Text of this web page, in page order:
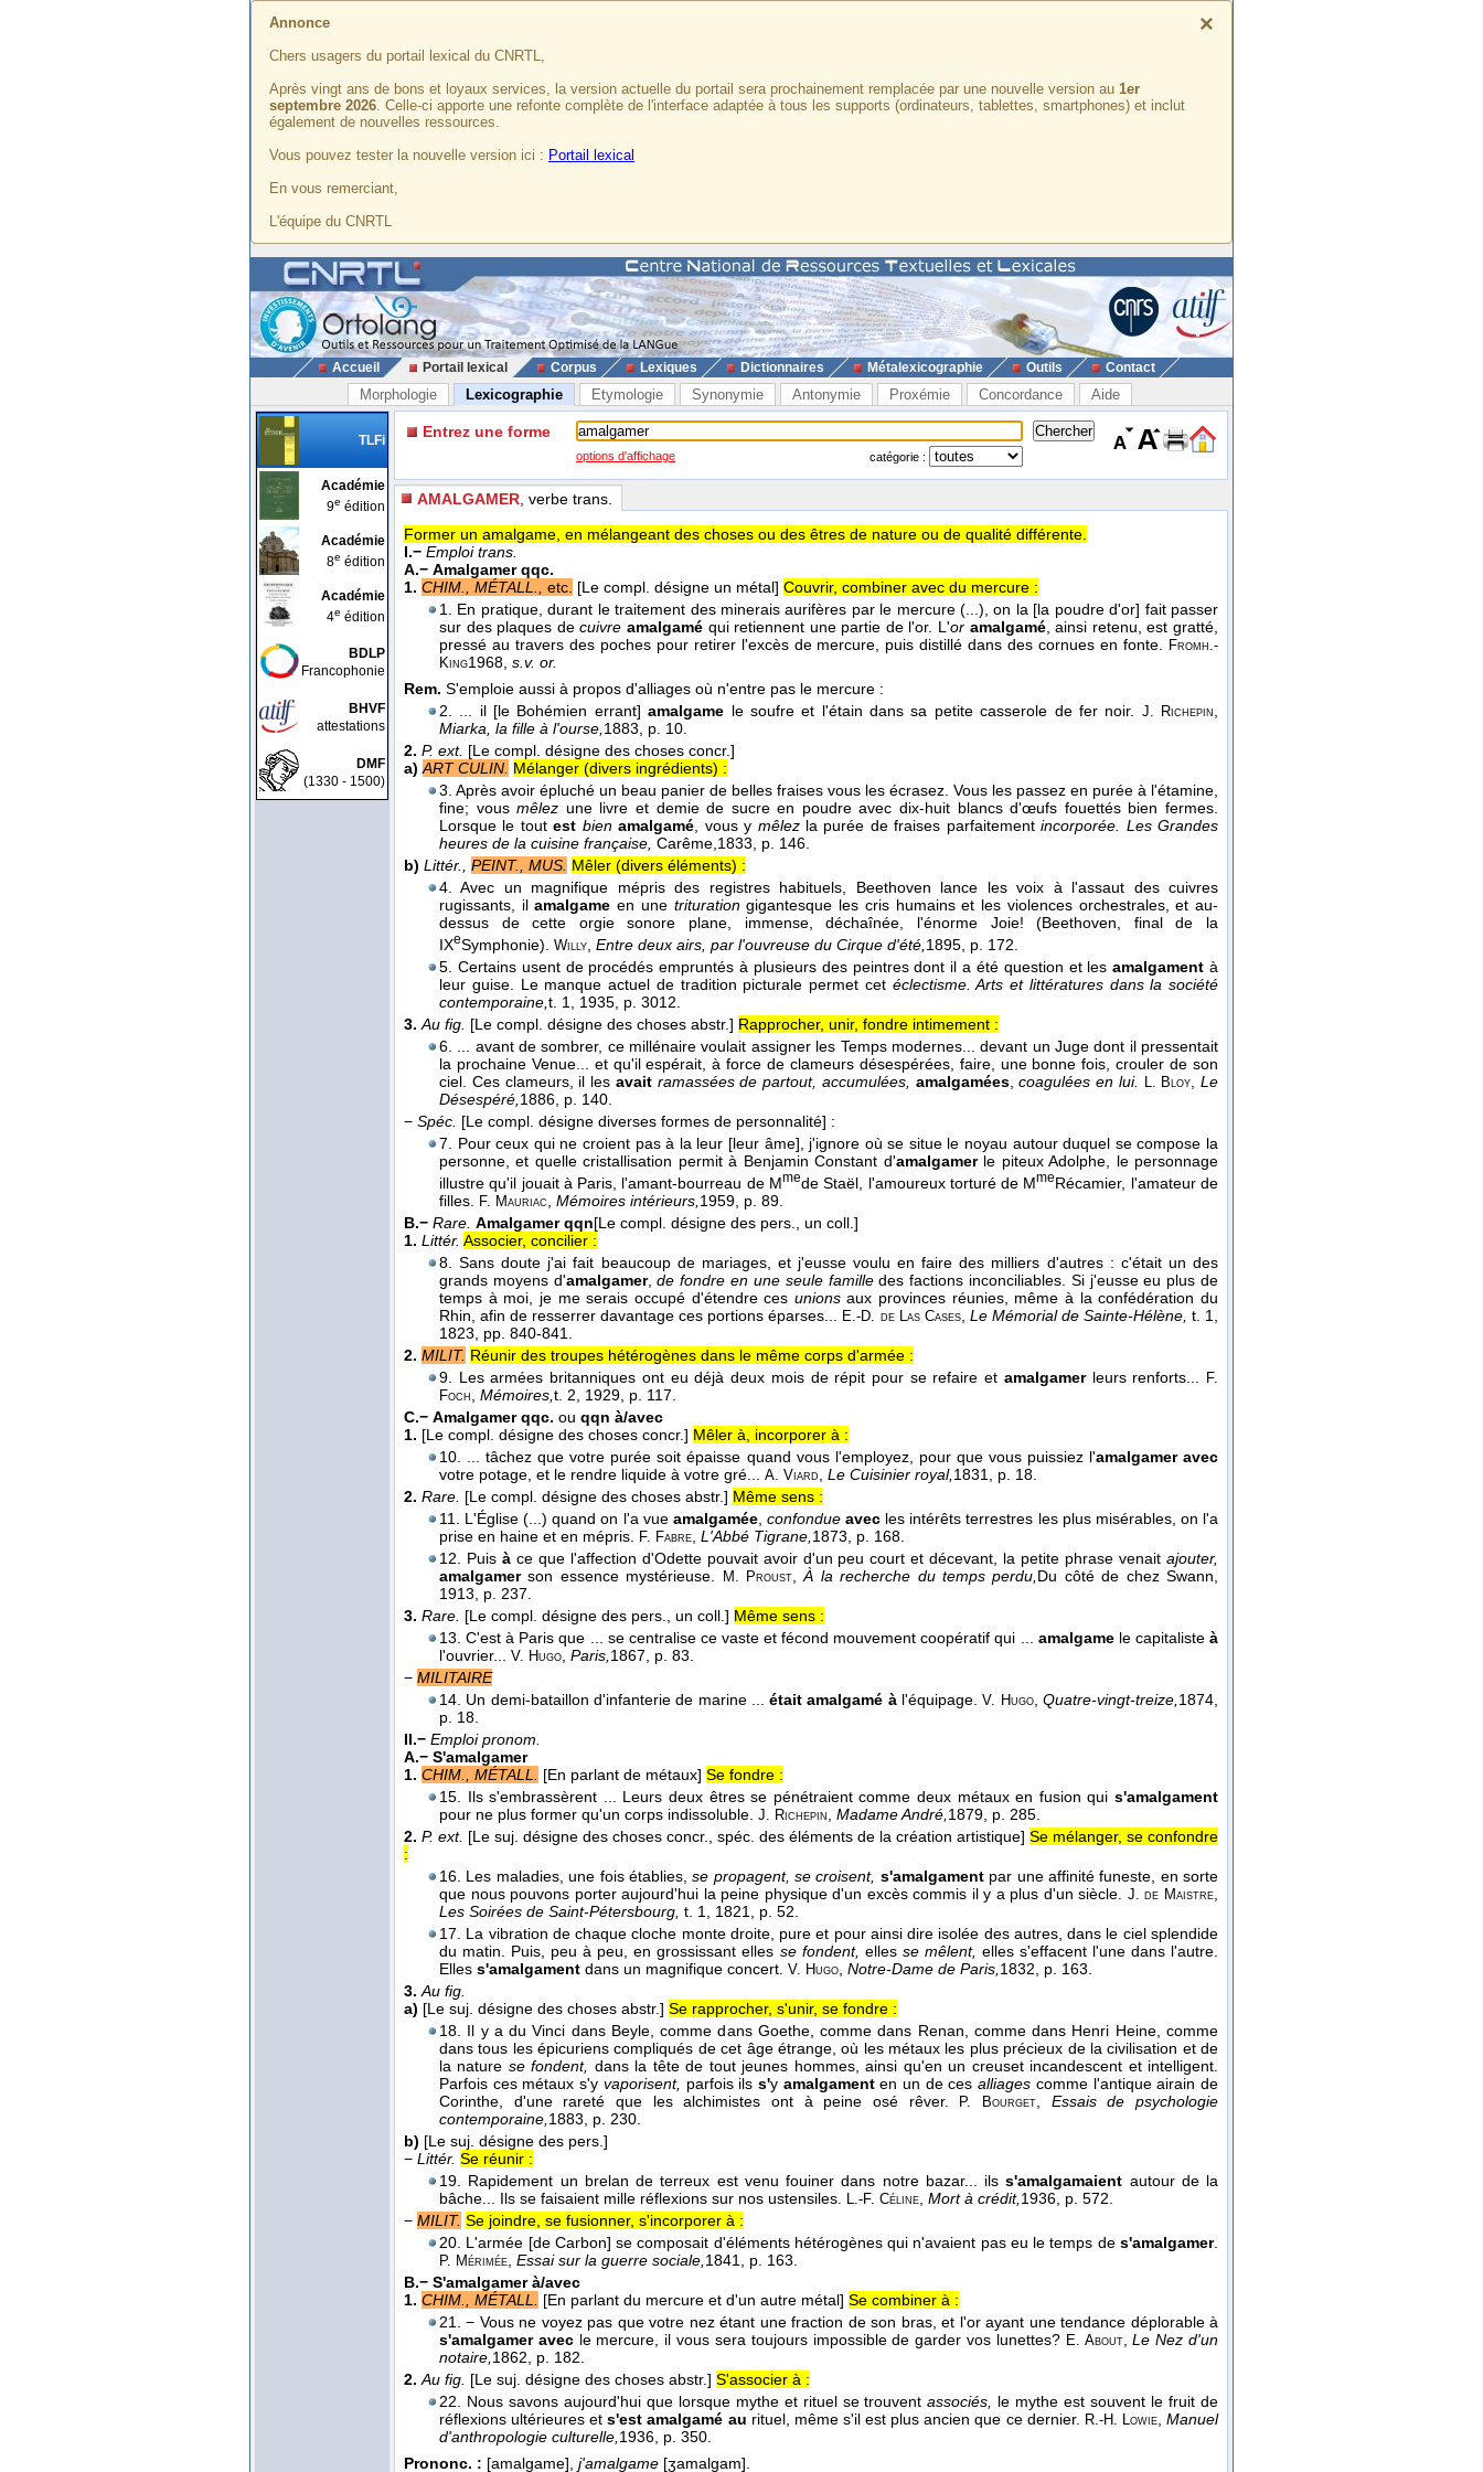
×
Annonce
Chers usagers du portail lexical du CNRTL,
Après vingt ans de bons et loyaux services, la version actuelle du portail sera prochainement remplacée par une nouvelle version au 1er
septembre 2026. Celle-ci apporte une refonte complète de l'interface adaptée à tous les supports (ordinateurs, tablettes, smartphones) et inclut
également de nouvelles ressources.
Vous pouvez tester la nouvelle version ici : Portail lexical
En vous remerciant,
L'équipe du CNRTL
Accueil Portail lexical Corpus Lexiques Dictionnaires Métalexicographie Outils Contact
Morphologie Lexicographie Etymologie Synonymie Antonymie Proxémie Concordance Aide
TLFi
Académie
9e édition
Académie
8e édition
Académie
4e édition
BDLP
Francophonie
BHVF
attestations
DMF
(1330 - 1500)
Entrez une forme
options d'affichage catégorie :
AMALGAMER , verbe trans.
Former un amalgame, en mélangeant des choses ou des êtres de nature ou de qualité différente.
I.− Emploi trans.
A.− Amalgamer qqc.
1. CHIM., MÉTALL., etc. [Le compl. désigne un métal] Couvrir, combiner avec du mercure :
1. En pratique, durant le traitement des minerais aurifères par le mercure (...), on la [la poudre d'or] fait passer
sur des plaques decuivre amalgaméqui retiennent une partie de l'or. L'or amalgamé, ainsi retenu, est gratté,
pressé au travers des poches pour retirer l'excès de mercure, puis distillé dans des cornues en fonte. Fromh.-
King1968, s.v. or.
Rem. S'emploie aussi à propos d'alliages où n'entre pas le mercure :
2. ... il [le Bohémien errant]amalgame le soufre et l'étain dans sa petite casserole de fer noir. J. Richepin,
Miarka, la fille à l'ourse,1883, p. 10.
2. P. ext. [Le compl. désigne des choses concr.]
a) ART CULIN. Mélanger (divers ingrédients) :
3. Après avoir épluché un beau panier de belles fraises vous les écrasez. Vous les passez en purée à l'étamine,
fine; vousmêlez une livre et demie de sucre en poudre avec dix-huit blancs d'œufs fouettés bien fermes.
Lorsque le toutest bienamalgamé, vous y mêlez la purée de fraises parfaitementincorporée. Les Grandes
heures de la cuisine française, Carême,1833, p. 146.
b) Littér., PEINT., MUS. Mêler (divers éléments) :
4. Avec un magnifique mépris des registres habituels, Beethoven lance les voix à l'assaut des cuivres
rugissants, ilamalgame en une triturationgigantesque les cris humains et les violences orchestrales, et au-
dessus de cette orgie sonore plane, immense, déchaînée, l'énorme Joie! (Beethoven, final de la
IXeSymphonie). Willy Entre deux airs, par l'ouvreuse du Cirque d'été, 1895 , p. 172.
5. Certains usent de procédés empruntés à plusieurs des peintres dont il a été question et lesamalgamentà
leur guise. Le manque actuel de tradition picturale permet cet éclectisme.Arts et littératures dans la société
contemporaine, t. 1 , 1935 , p. 3012.
3. Au fig. [Le compl. désigne des choses abstr.] Rapprocher, unir, fondre intimement :
6. ... avant de sombrer, ce millénaire voulait assigner les Temps modernes... devant un Juge dont il pressentait
la prochaine Venue... et qu'il espérait, à force de clameurs désespérées, faire, une bonne fois, crouler de son
ciel. Ces clameurs, il les avait ramassées de partout, accumulées, amalgamées,coagulées en lui. L. Bloy
Le
Désespéré, 1886 , p. 140.
− Spéc. [Le compl. désigne diverses formes de personnalité] :
7. Pour ceux qui ne croient pas à la leur [leur âme], j'ignore où se situe le noyau autour duquel se compose la
personne, et quelle cristallisation permit à Benjamin Constant d'amalgamerle piteux Adolphe, le personnage
illustre qu'il jouait à Paris, l'amant-bourreau de Mmede Staël, l'amoureux torturé de MmeRécamier, l'amateur de
filles.
F. Mauriac Mémoires intérieurs, 1959 , p. 89.
B.− Rare. Amalgamer qqn[Le compl. désigne des pers., un coll.]
1. Littér. Associer, concilier :
8. Sans doute j'ai fait beaucoup de mariages, et j'eusse voulu en faire des milliers d'autres : c'était un des
grands moyens d'amalgamer,de fondre en une seule familledes factions inconciliables. Si j'eusse eu plus de
temps à moi, je me serais occupé d'étendre ces unionsaux provinces réunies, même à la confédération du
Rhin, afin de resserrer davantage ces portions éparses...
E.-D. de Las Cases, Le Mémorial de Sainte-Hélène, t. 1
1823 , pp. 840-841.
2. MILIT. Réunir des troupes hétérogènes dans le même corps d'armée :
9. Les armées britanniques ont eu déjà deux mois de répit pour se refaire et amalgamerleurs renforts...
F.
Foch
Mémoires, t. 2 , 1929 , p. 117.
C.− Amalgamer qqc. ou qqn à/avec
1. [Le compl. désigne des choses concr.] Mêler à, incorporer à :
10. ... tâchez que votre purée soit épaisse quand vous l'employez, pour que vous puissiez l'amalgamer avec
votre potage, et le rendre liquide à votre gré... A. Viard Le Cuisinier royal, 1831
, p. 18.
2. Rare. [Le compl. désigne des choses abstr.] Même sens :
11. L'Église (...) quand on l'a vue amalgamée, confondueavec les intérêts terrestres les plus misérables, on l'a
prise en haine et en mépris.
F. Fabre L'Abbé Tigrane, 1873 , p. 168.
12. Puis àce que l'affection d'Odette pouvait avoir d'un peu court et décevant, la petite phrase venaitajouter,
amalgamerson essence mystérieuse. M. Proust ,À la recherche du temps perdu, Du côté de chez Swann
1913 , p. 237.
3. Rare. [Le compl. désigne des pers., un coll.] Même sens :
13. C'est à Paris que ... se centralise ce vaste et fécond mouvement coopératif qui ... amalgamele capitalisteà
l'ouvrier... V. Hugo Paris, 1867 , p. 83.
− MILITAIRE
14. Un demi-bataillon d'infanterie de marine ...était amalgamé àl'équipage.V. Hugo,Quatre-vingt-treize, 1874
p. 18.
II.− Emploi pronom.
A.− S'amalgamer
1. CHIM., MÉTALL. [En parlant de métaux] Se fondre :
15. Ils s'embrassèrent ... Leurs deux êtres se pénétraient comme deux métaux en fusion qui s'amalgament
pour ne plus former qu'un corps indissoluble. J. Richepin Madame André, 1879 , p. 285.
2. P. ext. [Le suj. désigne des choses concr., spéc. des éléments de la création artistique] Se mélanger, se confondre
:
16. Les maladies, une fois établies,se propagent, se croisent, s'amalgamentpar une affinité funeste, en sorte
que nous pouvons porter aujourd'hui la peine physique d'un excès commis il y a plus d'un siècle. J. de Maistre
Les Soirées de Saint-Pétersbourg, t. 1 , 1821
, p. 52.
17. La vibration de chaque cloche monte droite, pure et pour ainsi dire isolée des autres, dans le ciel splendide
du matin. Puis, peu à peu, en grossissant elles se fondent, elles se mêlent, elles s'effacent l'une dans l'autre.
Elles s'amalgament dans un magnifique concert. V. Hugo Notre-Dame de Paris, 1832 , p. 163.
3. Au fig.
a) [Le suj. désigne des choses abstr.] Se rapprocher, s'unir, se fondre :
18. Il y a du Vinci dans Beyle, comme dans Goethe, comme dans Renan, comme dans Henri Heine, comme
dans tous les épicuriens compliqués de cet âge étrange, où les métaux les plus précieux de la civilisation et de
la nature se fondent, dans la tête de tout jeunes hommes, ainsi qu'en un creuset incandescent et intelligent.
Parfois ces métaux s'y vaporisent, parfois ils s'y amalgamenten un de cesalliages comme l'antique airain de
Corinthe, d'une rareté que les alchimistes ont à peine osé rêver.
P. Bourget
Essais de psychologie
contemporaine, 1883 , p. 230.
b) [Le suj. désigne des pers.]
− Littér. Se réunir :
19. Rapidement un brelan de terreux est venu fouiner dans notre bazar... ilss'amalgamaient autour de la
bâche... Ils se faisaient mille réflexions sur nos ustensiles.
L.-F. Céline Mort à crédit, 1936 , p. 572.
− MILIT. Se joindre, se fusionner, s'incorporer à :
20. L'armée [de Carbon] se composait d'éléments hétérogènes qui n'avaient pas eu le temps de s'amalgamer.
P. Mérimée Essai sur la guerre sociale, 1841
, p. 163.
B.− S'amalgamer à/avec
1. CHIM., MÉTALL. [En parlant du mercure et d'un autre métal] Se combiner à :
21. − Vous ne voyez pas que votre nez étant une fraction de son bras, et l'or ayant une tendance déplorable à
s'amalgamer avecle mercure, il vous sera toujours impossible de garder vos lunettes? E. About,Le Nez d'un
notaire, 1862 , p. 182.
2. Au fig. [Le suj. désigne des choses abstr.] S'associer à :
22. Nous savons aujourd'hui que lorsque mythe et rituel se trouventassociés,
le mythe est souvent le fruit de
réflexions ultérieures ets'est amalgamé au rituel, même s'il est plus ancien que ce dernier. R.-H. Lowie,Manuel
d'anthropologie culturelle, 1936 , p. 350.
Prononc. : [amalgame], j'amalgame [ʒamalgam].